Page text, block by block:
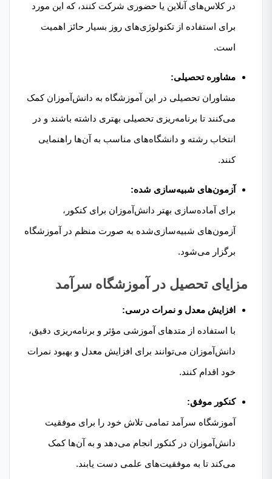
در کلاس‌های آنلاین یا حضوری شرکت کنند، که این مورد
برای استفاده از تکنولوژی‌های روز بسیار حائز اهمیت
است.
مشاوره تحصیلی:
مشاوران تحصیلی در این آموزشگاه به دانش‌آموزان کمک
می‌کنند تا برنامه‌ریزی تحصیلی بهتری داشته باشند و در
انتخاب رشته و دانشگاه‌های مناسب به آن‌ها راهنمایی
کنند.
آزمون‌های شبیه‌سازی شده:
برای آماده‌سازی بهتر دانش‌آموزان برای کنکور،
آزمون‌های شبیه‌سازی‌شده به صورت منظم در آموزشگاه
برگزار می‌شود.
مزایای تحصیل در آموزشگاه سرآمد
افزایش معدل و نمرات درسی:
با استفاده از متدهای آموزشی مؤثر و برنامه‌ریزی دقیق،
دانش‌آموزان می‌توانند برای افزایش معدل و بهبود نمرات
خود اقدام کنند.
کنکور موفق:
آموزشگاه سرآمد تمامی تلاش خود را برای موفقیت
دانش‌آموزان در کنکور انجام می‌دهد و به آن‌ها کمک
می‌کند تا به موفقیت‌های علمی دست یابند.